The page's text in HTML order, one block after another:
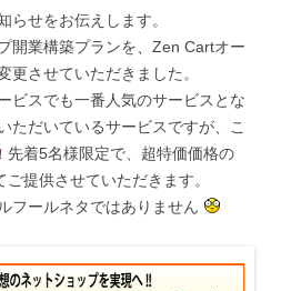
らせをお伝えします。
開業構築プランを、Zen Cartオー
更させていただきました。
ビスでも一番人気のサービスとな
ただいているサービスですが、こ
先着5名様限定で、超特価価格の
提供させていただきます。
フールネタではありません